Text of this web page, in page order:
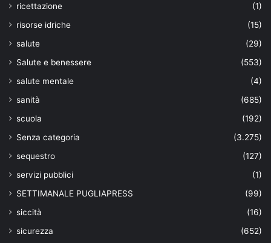
ricettazione
(1)
risorse idriche
(15)
salute
(29)
Salute e benessere
(553)
salute mentale
(4)
sanità
(685)
scuola
(192)
Senza categoria
(3.275)
sequestro
(127)
servizi pubblici
(1)
SETTIMANALE PUGLIAPRESS
(99)
siccità
(16)
sicurezza
(652)